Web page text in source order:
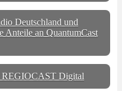
Deutschland und
an QuantumCast
REGIOCAST Digital